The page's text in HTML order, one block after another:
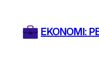
content
EKONOMI: